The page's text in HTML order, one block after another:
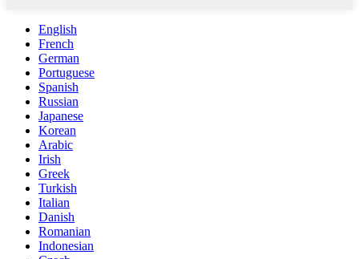
English
French
German
Portuguese
Spanish
Russian
Japanese
Korean
Arabic
Irish
Greek
Turkish
Italian
Danish
Romanian
Indonesian